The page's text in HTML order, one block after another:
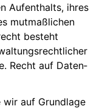
Aufenthalts, ihres
mutmaßlichen
besteht
Recht auf Daten­
wir auf Grundlage